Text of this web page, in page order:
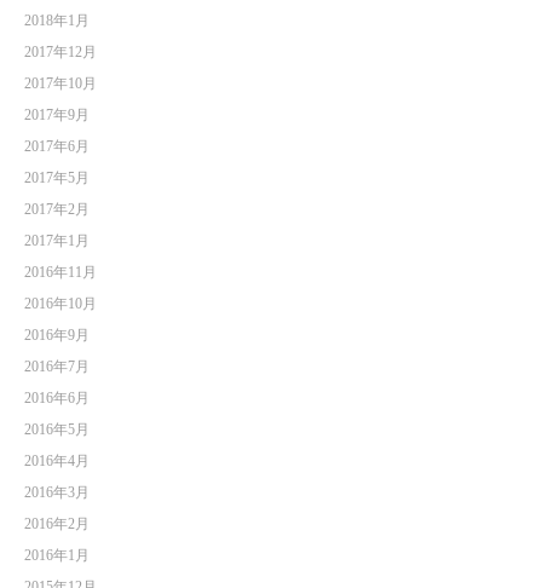
2018年1月
2017年12月
2017年10月
2017年9月
2017年6月
2017年5月
2017年2月
2017年1月
2016年11月
2016年10月
2016年9月
2016年7月
2016年6月
2016年5月
2016年4月
2016年3月
2016年2月
2016年1月